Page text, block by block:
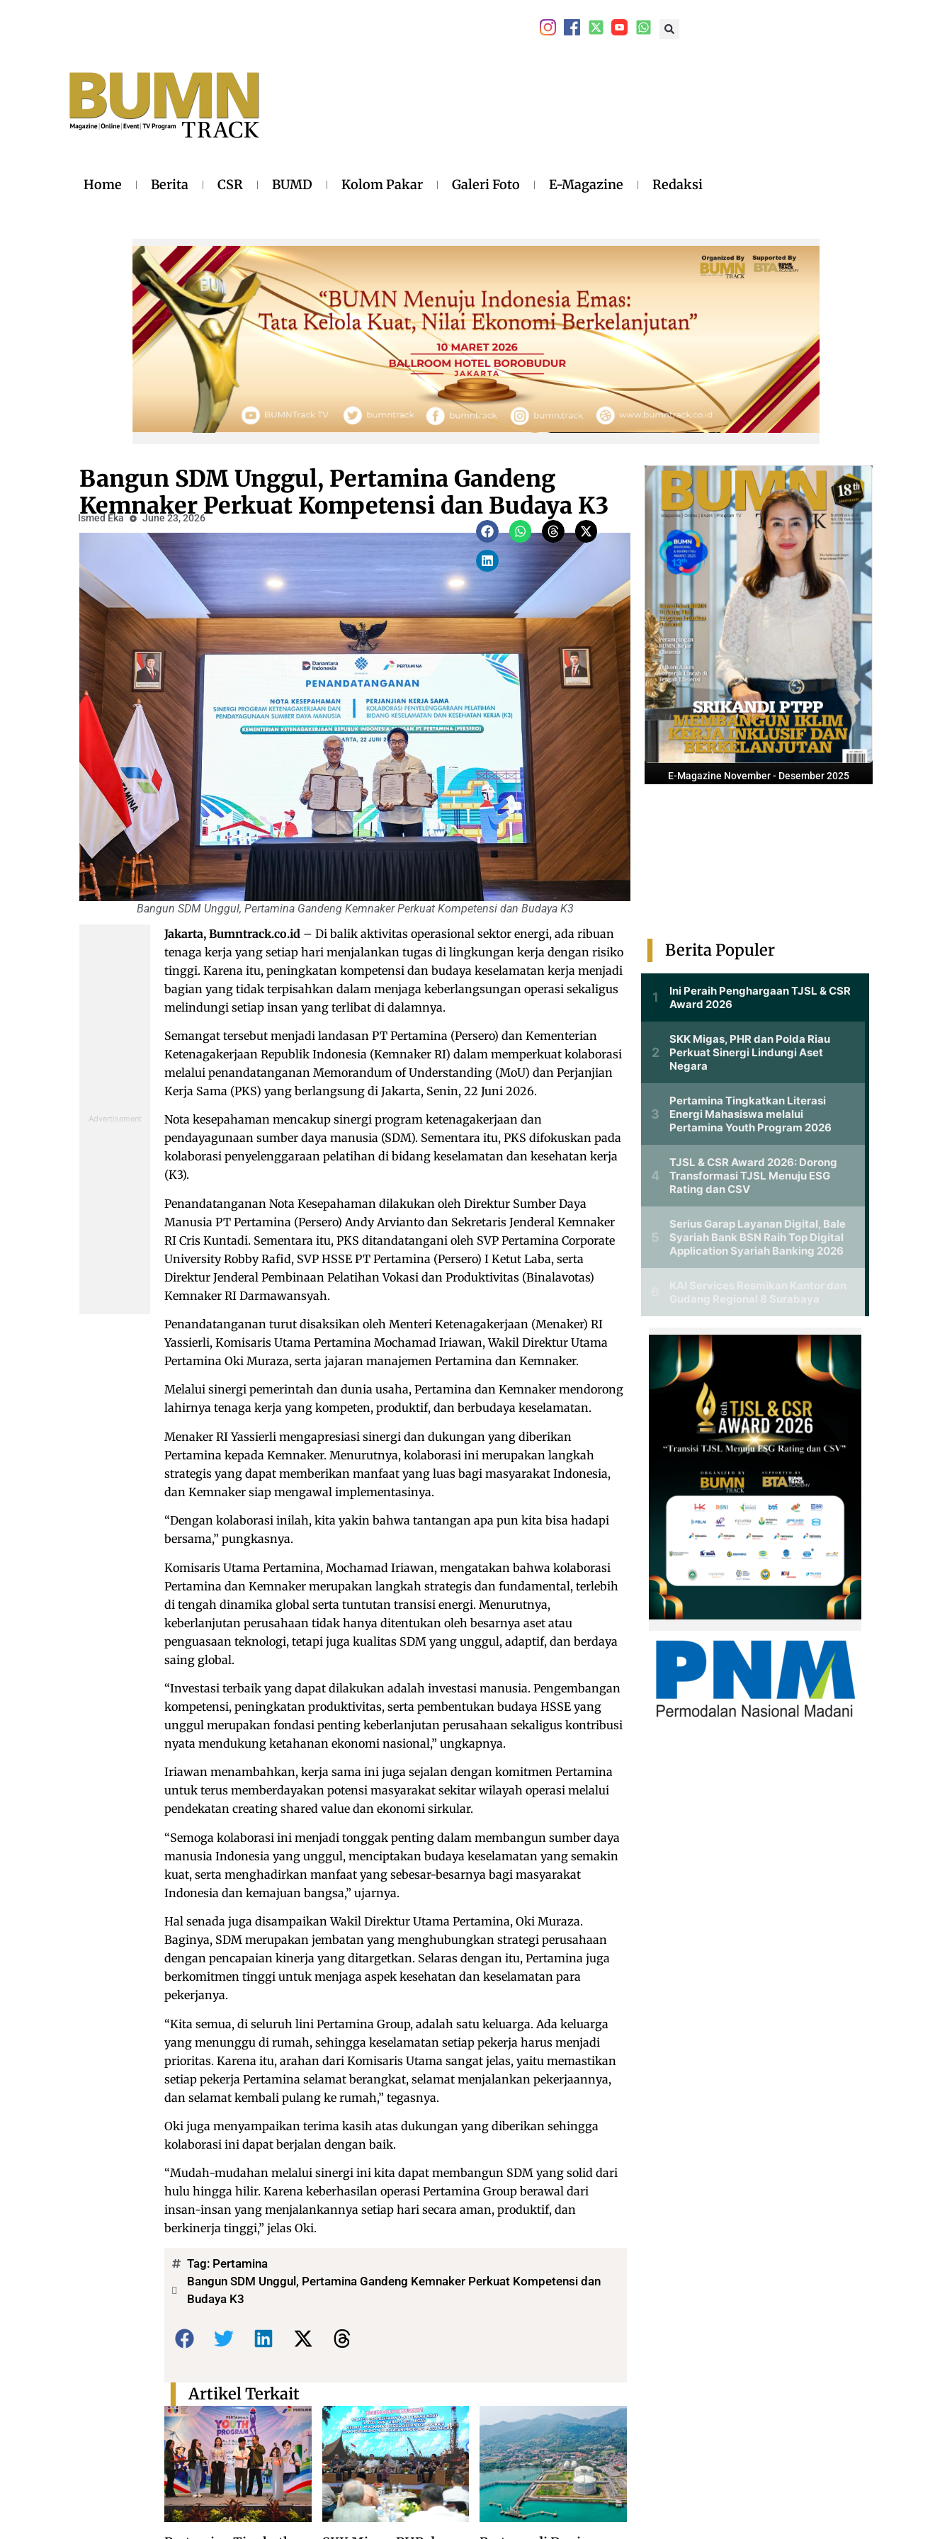
Home Berita CSR BUMD Kolom Pakar Galeri Foto E-Magazine Redaksi
Bangun SDM Unggul, Pertamina Gandeng
Kemnaker Perkuat Kompetensi dan Budaya K3
Ismed Eka June 23, 2026
Bangun SDM Unggul, Pertamina Gandeng Kemnaker Perkuat Kompetensi dan Budaya K3
E-Magazine November - Desember 2025
Jakarta, Bumntrack.co.id – Di balik aktivitas operasional sektor energi, ada ribuan
tenaga kerja yang setiap hari menjalankan tugas di lingkungan kerja dengan risiko
tinggi. Karena itu, peningkatan kompetensi dan budaya keselamatan kerja menjadi
bagian yang tidak terpisahkan dalam menjaga keberlangsungan operasi sekaligus
melindungi setiap insan yang terlibat di dalamnya.
Semangat tersebut menjadi landasan PT Pertamina (Persero) dan Kementerian
Ketenagakerjaan Republik Indonesia (Kemnaker RI) dalam memperkuat kolaborasi
melalui penandatanganan Memorandum of Understanding (MoU) dan Perjanjian
Kerja Sama (PKS) yang berlangsung di Jakarta, Senin, 22 Juni 2026.
Nota kesepahaman mencakup sinergi program ketenagakerjaan dan
pendayagunaan sumber daya manusia (SDM). Sementara itu, PKS difokuskan pada
kolaborasi penyelenggaraan pelatihan di bidang keselamatan dan kesehatan kerja
(K3).
Penandatanganan Nota Kesepahaman dilakukan oleh Direktur Sumber Daya
Manusia PT Pertamina (Persero) Andy Arvianto dan Sekretaris Jenderal Kemnaker
RI Cris Kuntadi. Sementara itu, PKS ditandatangani oleh SVP Pertamina Corporate
University Robby Rafid, SVP HSSE PT Pertamina (Persero) I Ketut Laba, serta
Direktur Jenderal Pembinaan Pelatihan Vokasi dan Produktivitas (Binalavotas)
Kemnaker RI Darmawansyah.
Penandatanganan turut disaksikan oleh Menteri Ketenagakerjaan (Menaker) RI
Yassierli, Komisaris Utama Pertamina Mochamad Iriawan, Wakil Direktur Utama
Pertamina Oki Muraza, serta jajaran manajemen Pertamina dan Kemnaker.
Melalui sinergi pemerintah dan dunia usaha, Pertamina dan Kemnaker mendorong
lahirnya tenaga kerja yang kompeten, produktif, dan berbudaya keselamatan.
Menaker RI Yassierli mengapresiasi sinergi dan dukungan yang diberikan
Pertamina kepada Kemnaker. Menurutnya, kolaborasi ini merupakan langkah
strategis yang dapat memberikan manfaat yang luas bagi masyarakat Indonesia,
dan Kemnaker siap mengawal implementasinya.
“Dengan kolaborasi inilah, kita yakin bahwa tantangan apa pun kita bisa hadapi
bersama,” pungkasnya.
Komisaris Utama Pertamina, Mochamad Iriawan, mengatakan bahwa kolaborasi
Pertamina dan Kemnaker merupakan langkah strategis dan fundamental, terlebih
di tengah dinamika global serta tuntutan transisi energi. Menurutnya,
keberlanjutan perusahaan tidak hanya ditentukan oleh besarnya aset atau
penguasaan teknologi, tetapi juga kualitas SDM yang unggul, adaptif, dan berdaya
saing global.
“Investasi terbaik yang dapat dilakukan adalah investasi manusia. Pengembangan
kompetensi, peningkatan produktivitas, serta pembentukan budaya HSSE yang
unggul merupakan fondasi penting keberlanjutan perusahaan sekaligus kontribusi
nyata mendukung ketahanan ekonomi nasional,” ungkapnya.
Iriawan menambahkan, kerja sama ini juga sejalan dengan komitmen Pertamina
untuk terus memberdayakan potensi masyarakat sekitar wilayah operasi melalui
pendekatan creating shared value dan ekonomi sirkular.
“Semoga kolaborasi ini menjadi tonggak penting dalam membangun sumber daya
manusia Indonesia yang unggul, menciptakan budaya keselamatan yang semakin
kuat, serta menghadirkan manfaat yang sebesar-besarnya bagi masyarakat
Indonesia dan kemajuan bangsa,” ujarnya.
Hal senada juga disampaikan Wakil Direktur Utama Pertamina, Oki Muraza.
Baginya, SDM merupakan jembatan yang menghubungkan strategi perusahaan
dengan pencapaian kinerja yang ditargetkan. Selaras dengan itu, Pertamina juga
berkomitmen tinggi untuk menjaga aspek kesehatan dan keselamatan para
pekerjanya.
“Kita semua, di seluruh lini Pertamina Group, adalah satu keluarga. Ada keluarga
yang menunggu di rumah, sehingga keselamatan setiap pekerja harus menjadi
prioritas. Karena itu, arahan dari Komisaris Utama sangat jelas, yaitu memastikan
setiap pekerja Pertamina selamat berangkat, selamat menjalankan pekerjaannya,
dan selamat kembali pulang ke rumah,” tegasnya.
Oki juga menyampaikan terima kasih atas dukungan yang diberikan sehingga
kolaborasi ini dapat berjalan dengan baik.
“Mudah-mudahan melalui sinergi ini kita dapat membangun SDM yang solid dari
hulu hingga hilir. Karena keberhasilan operasi Pertamina Group berawal dari
insan-insan yang menjalankannya setiap hari secara aman, produktif, dan
berkinerja tinggi,” jelas Oki.
Tag: Pertamina
Bangun SDM Unggul, Pertamina Gandeng Kemnaker Perkuat Kompetensi dan
Budaya K3
Bagikan:
Artikel Terkait
Berita Populer